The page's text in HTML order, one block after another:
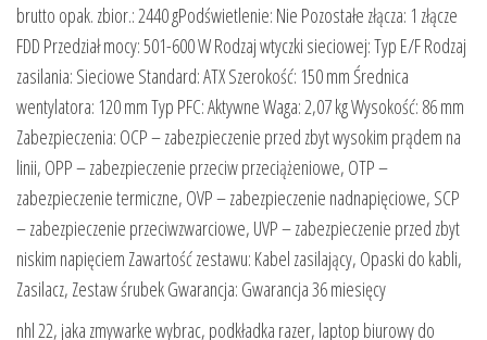
brutto opak. zbior.: 2440 gPodświetlenie: Nie Pozostałe złącza: 1 złącze
FDD Przedział mocy: 501-600 W Rodzaj wtyczki sieciowej: Typ E/F Rodzaj
zasilania: Sieciowe Standard: ATX Szerokość: 150 mm Średnica
wentylatora: 120 mm Typ PFC: Aktywne Waga: 2,07 kg Wysokość: 86 mm
Zabezpieczenia: OCP – zabezpieczenie przed zbyt wysokim prądem na
linii, OPP – zabezpieczenie przeciw przeciążeniowe, OTP –
zabezpieczenie termiczne, OVP – zabezpieczenie nadnapięciowe, SCP
– zabezpieczenie przeciwzwarciowe, UVP – zabezpieczenie przed zbyt
niskim napięciem Zawartość zestawu: Kabel zasilający, Opaski do kabli,
Zasilacz, Zestaw śrubek Gwarancja: Gwarancja 36 miesięcy
nhl 22, jaka zmywarke wybrac, podkładka razer, laptop biurowy do